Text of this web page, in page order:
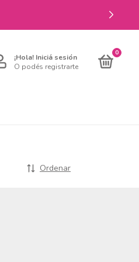
¡Hola! Iniciá sesión
O podés registrarte
0
Ordenar